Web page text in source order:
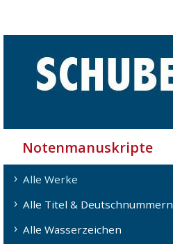
Notenmanuskripte
Alle Werke
Alle Titel & Deutschnummern
Alle Wasserzeichen